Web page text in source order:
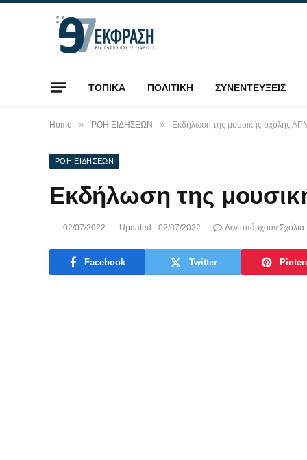
ΤΟΠΙΚΑ ΠΟΛΙΤΙΚΗ ΣΥΝΕΝΤΕΥΞΕΙΣ
Home » ΡΟΗ ΕΙΔΗΣΕΩΝ » Εκδήλωση της μουσικής σχολής
ΡΟΗ ΕΙΔΗΣΕΩΝ
Εκδήλωση της
02/07/2022 Updated: 02/07/2022 Δεν υπάρχουν Σχόλια
Facebook Twitter